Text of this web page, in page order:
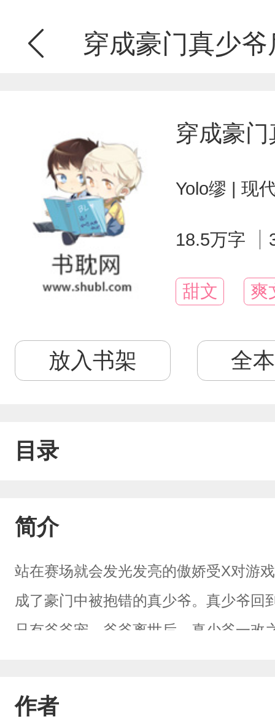
穿成豪门真少
穿成豪
Yolo缪 | 现
18.5万字
甜文 爽
放入书架 全
目录
简介
站在赛场就会发光发亮的傲娇受X对游
成了豪门中被抱错的真少爷。真少爷回
只有爷爷宠。爷爷离世后，真少爷一
凭本事，门口集合。”后来陷入恋爱的
作者